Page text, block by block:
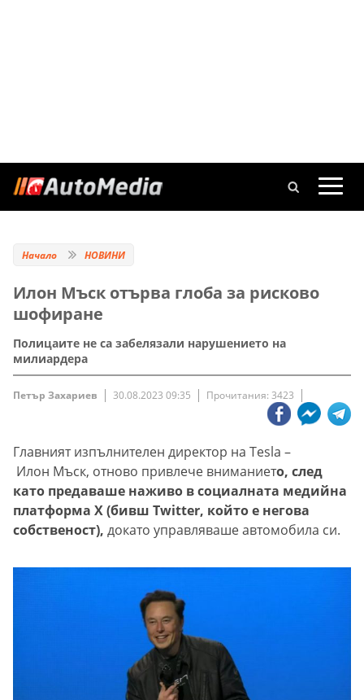
Начало НОВИНИ
Илон Мъск отърва глоба за рисково
шофиране
Полицаите не са забелязали нарушението на
милиардера
Петър Захариев 30.08.2023 09:35 Прочитания: 3423
Главният изпълнителен директор на Tesla –
Илон Мъск, отново привлече вниманието, след
като предаваше наживо в социалната медийна
платформа X (бивш Twitter, който е негова
собственост), докато управляваше автомобила си.